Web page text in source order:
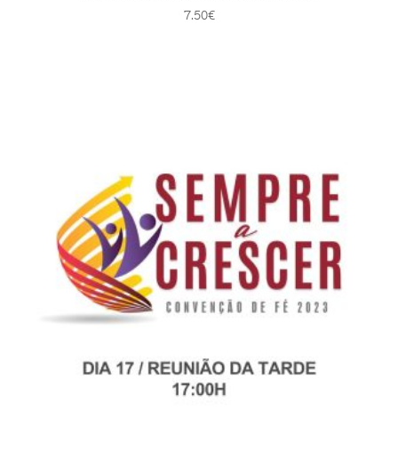
7.50€